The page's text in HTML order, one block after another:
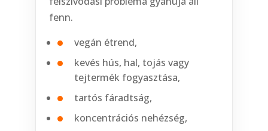
fenn.
vegán étrend,
kevés hús, hal, tojás vagy
tejtermék fogyasztása,
tartós fáradtság,
koncentrációs nehézség,